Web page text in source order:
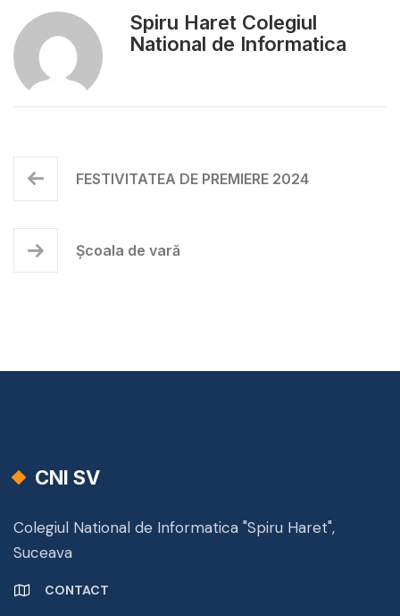
Spiru Haret Colegiul
National de Informatica
FESTIVITATEA DE PREMIERE 2024
Școala de vară
CNI SV
Colegiul National de Informatica "Spiru Haret",
Suceava
CONTACT